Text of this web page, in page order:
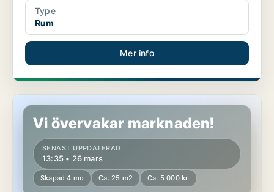
Type
Rum
Mer info
Rum i Upplands Väsby
Vi övervakar marknaden!
SENAST UPPDATERAD
13:35 • 26 mars
Skapad 4 mo Ca. 25 m2 Ca. 5 000 kr.